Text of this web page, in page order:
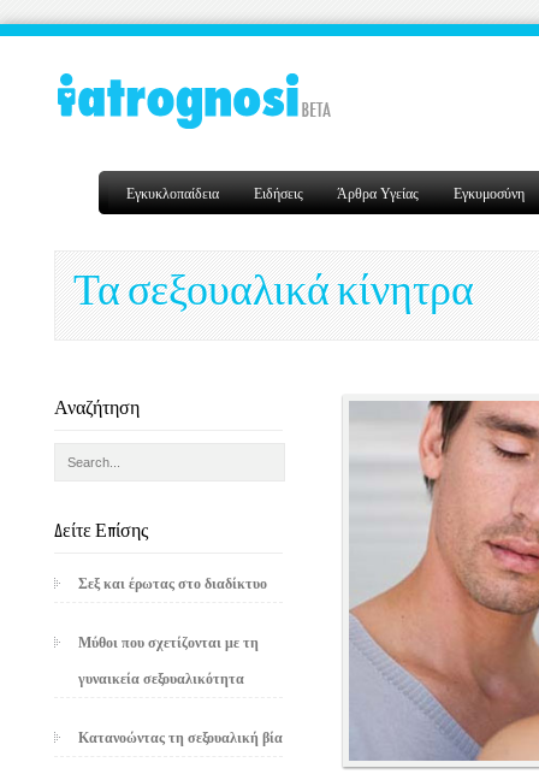
Εγκυκλοπαίδεια Ειδήσεις Άρθρα Υγείας Εγκυμοσύνη
Τα σεξουαλικά κίνητρα
Αναζήτηση
Δείτε Επίσης
Σεξ και έρωτας στο διαδίκτυο
Μύθοι που σχετίζονται με τη
γυναικεία σεξουαλικότητα
Κατανοώντας τη σεξουαλική βία